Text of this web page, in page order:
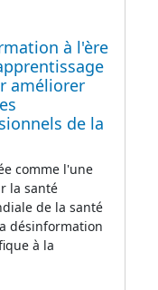
à l'ère
améliorer
de la
comme l'une
la santé
de la santé
désinformation
à la